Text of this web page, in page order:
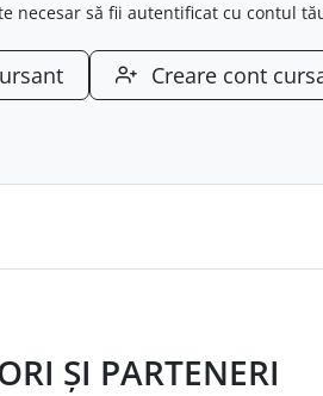
necesar să fii autentificat cu contul
Creare cont
ȘI PARTENERI